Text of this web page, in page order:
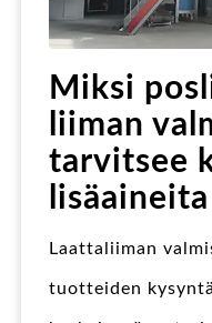
Miksi
liiman
tarvitsee
lisäaineita
Laattaliiman
tuotteiden